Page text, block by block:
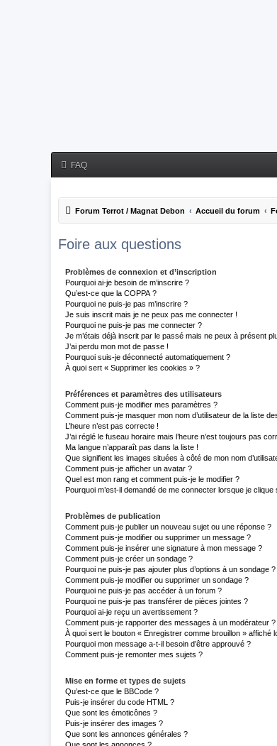
FAQ
Forum Terrot / Magnat Debon Accueil du forum
Foire aux questions
Problèmes de connexion et d’inscription
Pourquoi ai-je besoin de m’inscrire ?
Qu’est-ce que la COPPA ?
Pourquoi ne puis-je pas m’inscrire ?
Je suis inscrit mais je ne peux pas me connecter !
Pourquoi ne puis-je pas me connecter ?
Je m’étais déjà inscrit par le passé mais ne peux à présent
J’ai perdu mon mot de passe !
Pourquoi suis-je déconnecté automatiquement ?
À quoi sert « Supprimer les cookies » ?
Préférences et paramètres des utilisateurs
Comment puis-je modifier mes paramètres ?
Comment puis-je masquer mon nom d’utilisateur de la liste
L’heure n’est pas correcte !
J’ai réglé le fuseau horaire mais l’heure n’est toujours pas
Ma langue n’apparaît pas dans la liste !
Que signifient les images situées à côté de mon nom
Comment puis-je afficher un avatar ?
Quel est mon rang et comment puis-je le modifier ?
Pourquoi m’est-il demandé de me connecter lorsque je
Problèmes de publication
Comment puis-je publier un nouveau sujet ou une réponse ?
Comment puis-je modifier ou supprimer un message ?
Comment puis-je insérer une signature à mon message ?
Comment puis-je créer un sondage ?
Pourquoi ne puis-je pas ajouter plus d’options à un sondage ?
Comment puis-je modifier ou supprimer un sondage ?
Pourquoi ne puis-je pas accéder à un forum ?
Pourquoi ne puis-je pas transférer de pièces jointes ?
Pourquoi ai-je reçu un avertissement ?
Comment puis-je rapporter des messages à un modérateur ?
À quoi sert le bouton « Enregistrer comme brouillon » affiché
Pourquoi mon message a-t-il besoin d’être approuvé ?
Comment puis-je remonter mes sujets ?
Mise en forme et types de sujets
Qu’est-ce que le BBCode ?
Puis-je insérer du code HTML ?
Que sont les émoticônes ?
Puis-je insérer des images ?
Que sont les annonces générales ?